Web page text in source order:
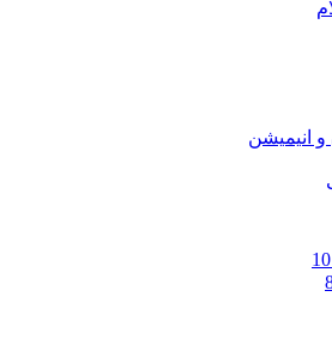
و انیمیشن